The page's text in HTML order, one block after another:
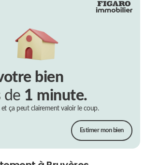
bien
de 1 minute.
et ça peut clairement valoir le coup.
Estimer mon bien